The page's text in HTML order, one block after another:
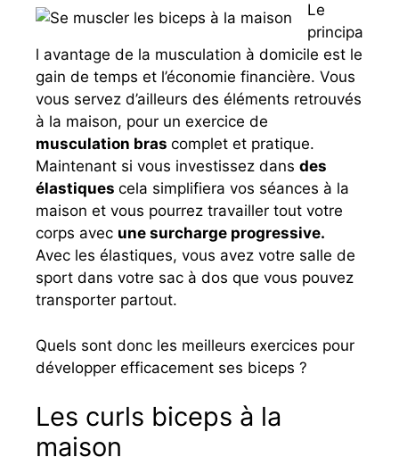
Le
principa
l avantage de la musculation à domicile est le
gain de temps et l’économie financière. Vous
vous servez d’ailleurs des éléments retrouvés
à la maison, pour un exercice de
musculation bras complet et pratique.
Maintenant si vous investissez dans des
élastiques cela simplifiera vos séances à la
maison et vous pourrez travailler tout votre
corps avec une surcharge progressive.
Avec les élastiques, vous avez votre salle de
sport dans votre sac à dos que vous pouvez
transporter partout.
Quels sont donc les meilleurs exercices pour
développer efficacement ses biceps ?
Les curls biceps à la
maison